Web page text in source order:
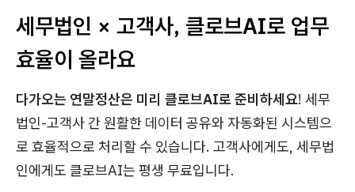
세무법인 × 고객사, 클로브AI로 업무
효율이 올라요
다가오는 연말정산은 미리 클로브AI로 준비하세요! 세무
법인-고객사 간 원활한 데이터 공유와 자동화된 시스템으
로 효율적으로 처리할 수 있습니다. 고객사에게도, 세무법
인에게도 클로브AI는 평생 무료입니다.